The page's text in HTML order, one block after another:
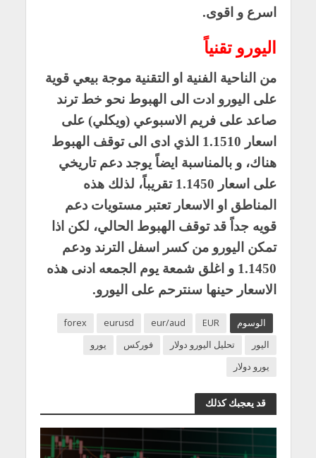
اسرع و اقوى.
اليورو تقنياً
من الناحية الفنية او التقنية موجة بيعي قوية
على اليورو ادت الى الهبوط نحو خط ترند
صاعد على فريم الاسبوعي (ويكلي) على
اسعار 1.1510 الذي ادى الى توقف الهبوط
هناك، و بالمناسبة ايضاً يوجد دعم تاريخي
على اسعار 1.1450 تقريباً، لذلك هذه
المناطق او الاسعار تعتبر مستويات دعم
قويه جداً قد توقف الهبوط الحالي، لكن اذا
تمكن اليورو من كسر اسفل الترند ودعم
1.1450 و اغلق شمعة يوم الجمعه ادنى هذه
الاسعار حينها سنترحم على اليورو.
الوسوم EUR
eur/aud
eurusd
forex
اليور
تحليل اليورو دولار فوركس
يورو
يورو دولار
قد يعجبك كذلك